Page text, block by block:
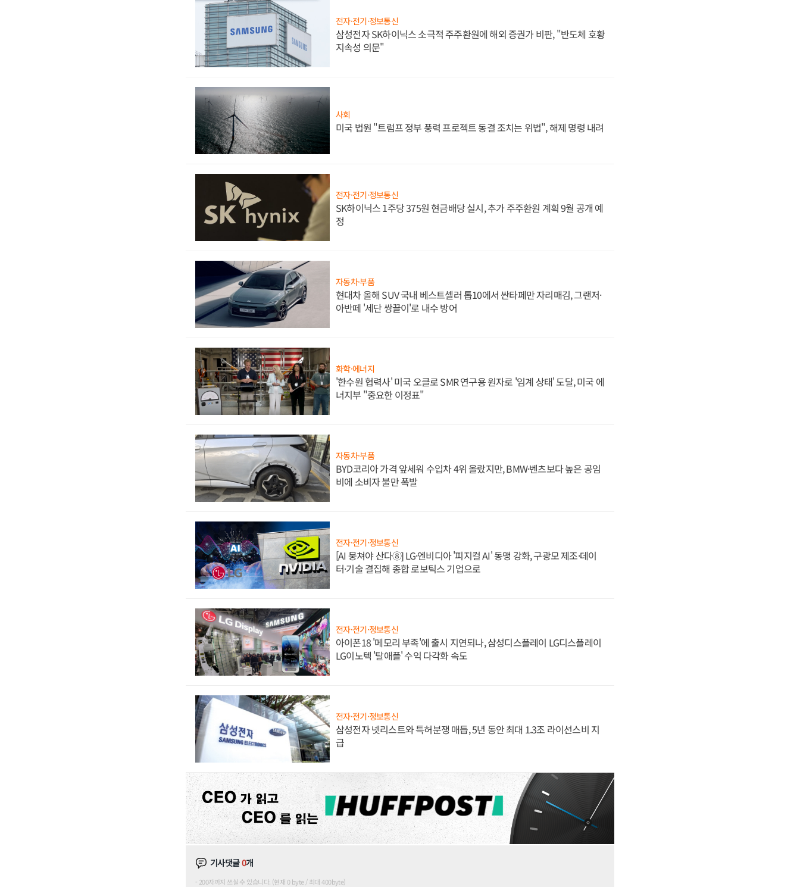
전자·전기·정보통신
삼성전자 SK하이닉스 소극적 주주환원에 해외 증권가 비판, "반도체 호황
지속성 의문"
사회
미국 법원 "트럼프 정부 풍력 프로젝트 동결 조치는 위법", 해제 명령 내려
전자·전기·정보통신
SK하이닉스 1주당 375원 현금배당 실시, 추가 주주환원 계획 9월 공개 예
정
자동차·부품
현대차 올해 SUV 국내 베스트셀러 톱10에서 싼타페만 자리매김, 그랜저·
아반떼 '세단 쌍끌이'로 내수 방어
화학·에너지
'한수원 협력사' 미국 오클로 SMR 연구용 원자로 '임계 상태' 도달, 미국 에
너지부 "중요한 이정표"
자동차·부품
BYD코리아 가격 앞세워 수입차 4위 올랐지만, BMW·벤츠보다 높은 공임
비에 소비자 불만 폭발
전자·전기·정보통신
[AI 뭉쳐야 산다⑧] LG·엔비디아 '피지컬 AI' 동맹 강화, 구광모 제조·데이
터·기술 결집해 종합 로보틱스 기업으로
전자·전기·정보통신
아이폰18 '메모리 부족'에 출시 지연되나, 삼성디스플레이 LG디스플레이
LG이노텍 '탈애플' 수익 다각화 속도
전자·전기·정보통신
삼성전자 넷리스트와 특허분쟁 매듭, 5년 동안 최대 1.3조 라이선스비 지
급
기사댓글0개
200자까지 쓰실 수 있습니다. (현재 0 byte / 최대 400byte)